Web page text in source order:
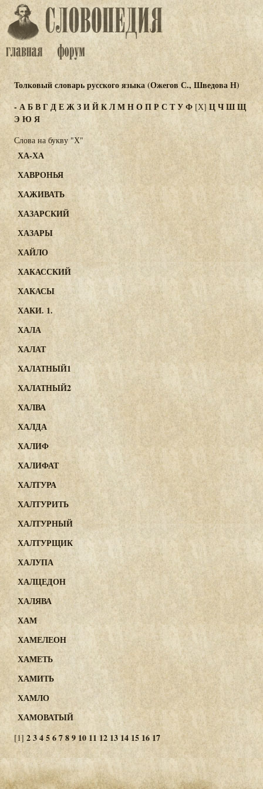
Толковый словарь русского языка (Ожегов С., Шведова Н)
-АБВГДЕЖЗИЙКЛМНОПР СТУФ [Х] ЦЧШЩ
Э Ю Я
Слова на букву "Х"
ХА-ХА
ХАВРОНЬЯ
ХАЖИВАТЬ
ХАЗАРСКИЙ
ХАЗАРЫ
ХАЙЛО
ХАКАССКИЙ
ХАКАСЫ
ХАКИ. 1.
ХАЛА
ХАЛАТ
ХАЛАТНЫЙ1
ХАЛАТНЫЙ2
ХАЛВА
ХАЛДА
ХАЛИФ
ХАЛИФАТ
ХАЛТУРА
ХАЛТУРИТЬ
ХАЛТУРНЫЙ
ХАЛТУРЩИК
ХАЛУПА
ХАЛЦЕДОН
ХАЛЯВА
ХАМ
ХАМЕЛЕОН
ХАМЕТЬ
ХАМИТЬ
ХАМЛО
ХАМОВАТЫЙ
[1] 23456789 10 1112 1314 1516 17